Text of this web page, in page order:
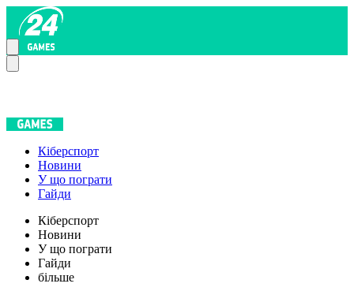
Кіберспорт
Новини
У що пограти
Гайди
Кіберспорт
Новини
У що пограти
Гайди
більше